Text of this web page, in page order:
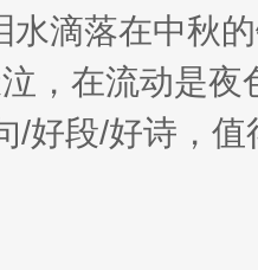
水滴落在中秋
，在流动是